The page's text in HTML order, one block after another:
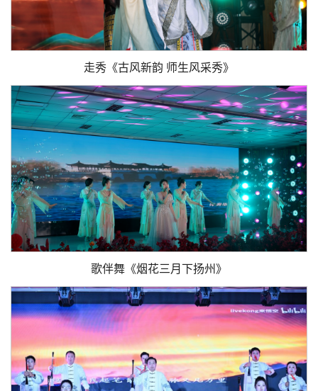
走秀《古风新韵 师生风采秀》
歌伴舞《烟花三月下扬州》